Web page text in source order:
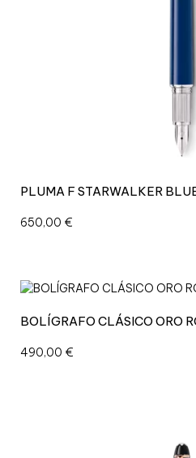
PLUMA F STARWALKER
650,00 €
BOLÍGRAFO CLÁSICO ORO
490,00 €